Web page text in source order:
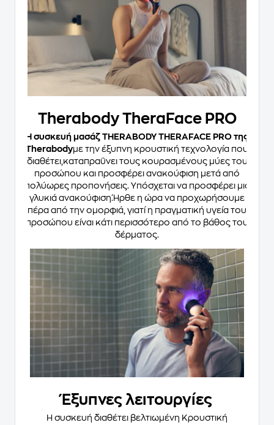
Therabody TheraFace PRO
Η συσκευή μασάζ THERABODY THERAFACE PRO της
Therabodyμε την έξυπνη κρουστική τεχνολογία που
διαθέτει,καταπραΰνει τους κουρασμένους μύες του
προσώπου και προσφέρει ανακούφιση μετά από
πολύωρες προπονήσεις. Υπόσχεται να προσφέρει μια
γλυκιά ανακούφιση.Ήρθε η ώρα να προχωρήσουμε
πέρα από την ομορφιά, γιατί η πραγματική υγεία του
προσώπου είναι κάτι περισσότερο από το βάθος του
δέρματος.
Έξυπνες λειτουργίες
Η συσκευή διαθέτει βελτιωμένη Κρουστική